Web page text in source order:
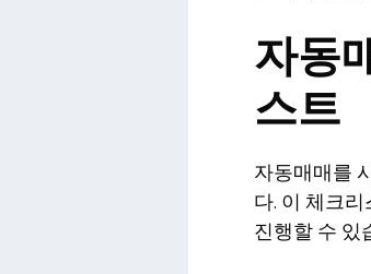
자동
스트
자동매매를
다. 이 체크
진행할 수 있